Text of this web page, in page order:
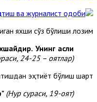
яхши сўз бўлиши лозим.
Унинг асли
24-25 – оятлар).
эҳтиёт бўлиш шарт.
(Нур сураси, 19-оят).